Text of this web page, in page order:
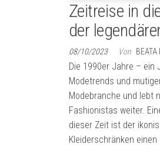
Zeitreise in
der
08/10/2023 Von
Die 1990er Jahre – ein
Modetrends und
Modebranche und lebt
Fashionistas weiter.
dieser Zeit ist der
Kleiderschränken